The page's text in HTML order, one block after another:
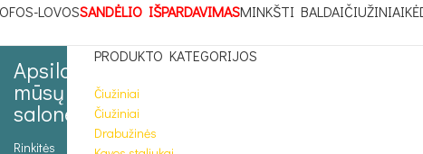
LOVOSSANDĖLIO IŠPARDAVIMASMINKŠTI BALDAIČIUŽINIAI
Apsilankykite
mūsų
salone
Rinkitės
PRODUKTO KATEGORIJOS
Čiužiniai
Čiužiniai
Drabužinės